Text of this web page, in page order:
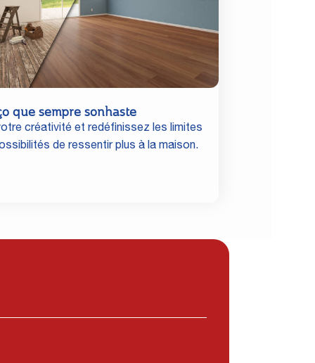
que sempre sonhaste
créativité et redéfinissez les limites
de ressentir plus à la maison.